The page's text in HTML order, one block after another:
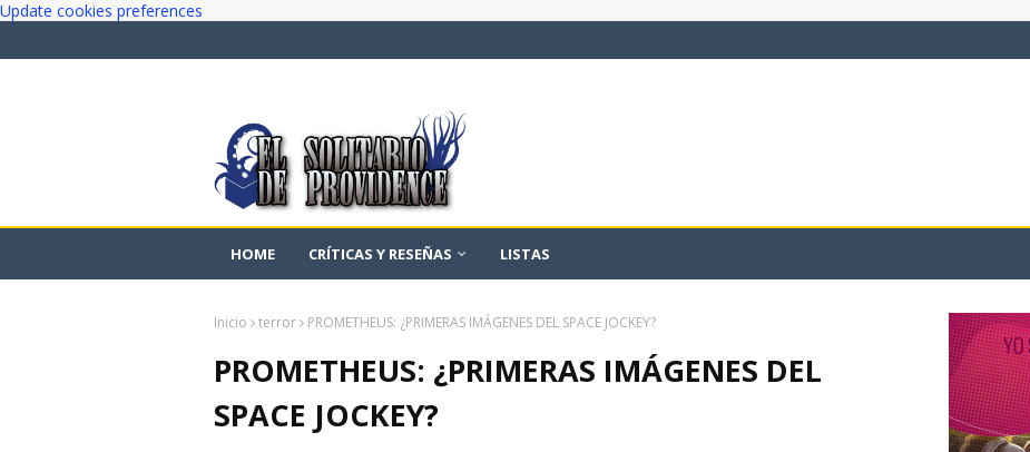
Update cookies preferences
HOME CRÍTICAS Y RESEÑAS LISTAS
Inicio terror PROMETHEUS: ¿PRIMERAS IMÁGENES DEL SPACE JOCKEY?
PROMETHEUS: ¿PRIMERAS IMÁGENES DEL
SPACE JOCKEY?